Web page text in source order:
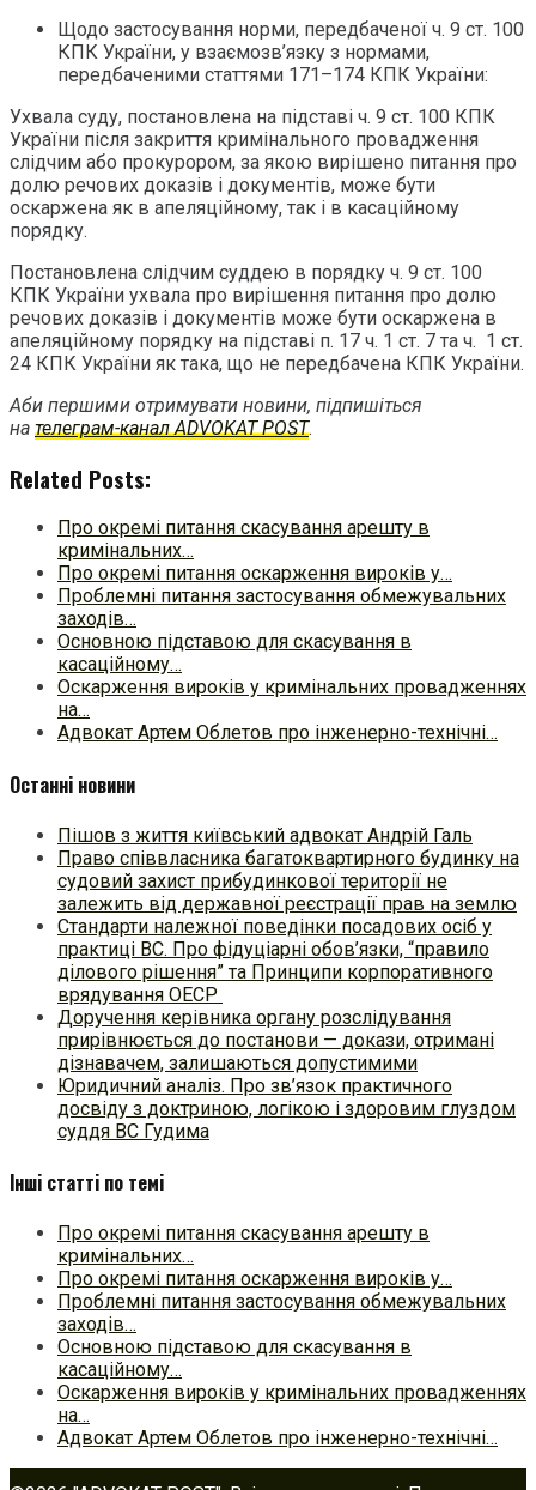
Щодо застосування норми, передбаченої ч. 9 ст. 100
КПК України, у взаємозв’язку з нормами,
передбаченими статтями 171–174 КПК України:
Ухвала суду, постановлена на підставі ч. 9 ст. 100 КПК
України після закриття кримінального провадження
слідчим або прокурором, за якою вирішено питання про
долю речових доказів і документів, може бути
оскаржена як в апеляційному, так і в касаційному
порядку.
Постановлена слідчим суддею в порядку ч. 9 ст. 100
КПК України ухвала про вирішення питання про долю
речових доказів і документів може бути оскаржена в
апеляційному порядку на підставі п. 17 ч. 1 ст. 7 та ч. 1 ст.
24 КПК України як така, що не передбачена КПК України.
Аби першими отримувати новини, підпишіться
на телеграм-канал ADVOKAT POST.
Related Posts:
Про окремі питання скасування арешту в
кримінальних…
Про окремі питання оскарження вироків у…
Проблемні питання застосування обмежувальних
заходів…
Основною підставою для скасування в
касаційному…
Оскарження вироків у кримінальних провадженнях
на…
Адвокат Артем Облетов про інженерно-технічні…
Останні новини
Пішов з життя київський адвокат Андрій Галь
Право співвласника багатоквартирного будинку на
судовий захист прибудинкової території не
залежить від державної реєстрації прав на землю
Стандарти належної поведінки посадових осіб у
практиці ВC. Про фідуціарні обов’язки, “правило
ділового рішення” та Принципи корпоративного
врядування ОЕСР
Доручення керівника органу розслідування
прирівнюється до постанови — докази, отримані
дізнавачем, залишаються допустимими
Юридичний аналіз. Про зв’язок практичного
досвіду з доктриною, логікою і здоровим глуздом
суддя ВС Гудима
Інші статті по темі
Про окремі питання скасування арешту в
кримінальних…
Про окремі питання оскарження вироків у…
Проблемні питання застосування обмежувальних
заходів…
Основною підставою для скасування в
касаційному…
Оскарження вироків у кримінальних провадженнях
на…
Адвокат Артем Облетов про інженерно-технічні…